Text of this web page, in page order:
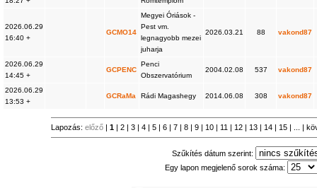
2026.06.29
16:40 +
GCMO14
Megyei Óriások -
Pest vm.
legnagyobb mezei
juharja
2026.03.21 88 vakond87
2026.06.29
14:45 +
GCPENC
Penci
Obszervatórium
2004.02.08 537 vakond87
2026.06.29
13:53 +
GCRaMa Rádi Magashegy 2014.06.08 308 vakond87
Lapozás:előző |1 2 3 4 5 6 7 8 9 10 11 12 13 14 15
Szűkítés dátum szerint:
Egy lapon megjelenő sorok száma: